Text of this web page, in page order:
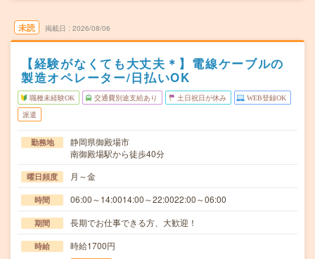
未読 掲載日 2026/08/06
【経験がなくても大丈夫＊】電線ケーブルの
製造オペレーター/日払いOK
職種未経験OK 交通費別途支給あり 土日祝日が休み WEB登録OK
派遣
勤務地
静岡県御殿場市
南御殿場駅から徒歩40分
曜日頻度 月～金
時間 06:00～14:0014:00～22:0022:00～06:00
期間 長期でお仕事できる方、大歓迎！
時給 時給1700円